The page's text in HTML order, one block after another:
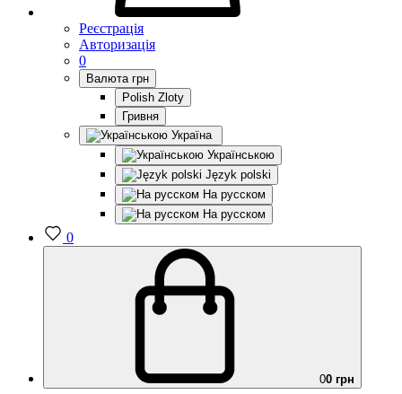
Реєстрація
Авторизація
0
Валюта грн
Polish Zloty
Гривня
Україна
Українською
Język polski
На русском
На русском
0
00 грн